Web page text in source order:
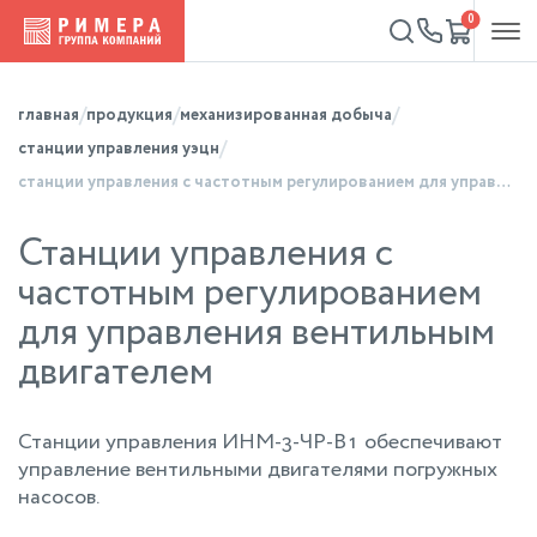
0
главная продукция механизированная добыча
станции управления уэцн
станции управления с частотным регулированием для управления вентильным двигателем
Станции управления с
частотным регулированием
для управления вентильным
двигателем
Станции управления ИНМ-3-ЧР-В1 обеспечивают
управление вентильными двигателями погружных
насосов.